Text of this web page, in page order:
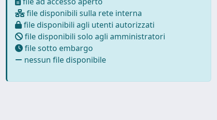
file disponibili sulla rete interna
file disponibili agli utenti autorizzati
file disponibili solo agli amministratori
file sotto embargo
nessun file disponibile